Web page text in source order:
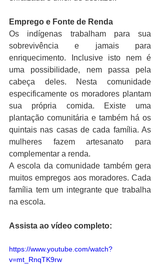
Emprego e Fonte de Renda
Os indígenas trabalham para sua
sobrevivência e jamais para
enriquecimento. Inclusive isto nem é
uma possibilidade, nem passa pela
cabeça deles. Nesta comunidade
especificamente os moradores plantam
sua própria comida. Existe uma
plantação comunitária e também há os
quintais nas casas de cada família. As
mulheres fazem artesanato para
complementar a renda.
A escola da comunidade também gera
muitos empregos aos moradores. Cada
família tem um integrante que trabalha
na escola.
Assista ao vídeo completo:
https://www.youtube.com/watch?
v=mt_RnqTK9rw